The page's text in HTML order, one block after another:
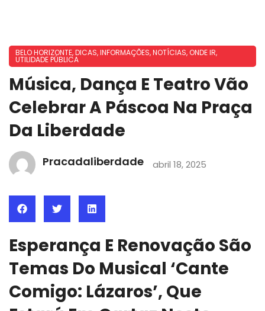
BELO HORIZONTE,DICAS,INFORMAÇÕES,NOTÍCIAS, ONDE IR,
UTILIDADE PÚBLICA
Música, Dança E Teatro Vão
Celebrar A Páscoa Na Praça
Da Liberdade
Pracadaliberdade abril 18, 2025
Esperança E Renovação São
Temas Do Musical ‘Cante
Comigo: Lázaros’, Que